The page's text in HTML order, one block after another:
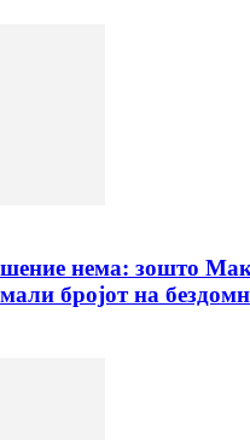
нема: зошто
бројот на